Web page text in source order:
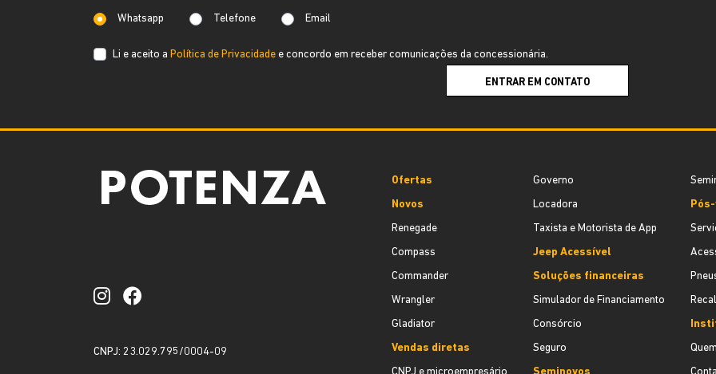
Whatsapp Telefone Email
Li e aceito a Política de Privacidade e concordo em receber comunicações da concessionária.
ENTRAR EM CONTATO
CNPJ: 23.029.795/0004-09
Ofertas
Novos
Renegade
Compass
Commander
Wrangler
Gladiator
Vendas diretas
Governo
Locadora
Taxista e Motorista de App
Jeep Acessível
Soluções financeiras
Simulador de Financiamento
Consórcio
Seguro